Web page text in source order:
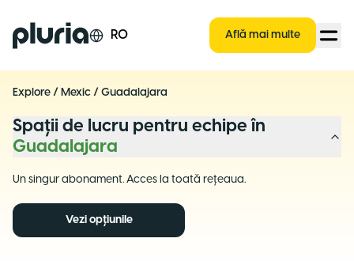
Logo Pluria RO Află mai multe
Explore / Mexic / Guadalajara
Spații de lucru pentru echipe în
Guadalajara
Un singur abonament. Acces la toată rețeaua.
Vezi opțiunile